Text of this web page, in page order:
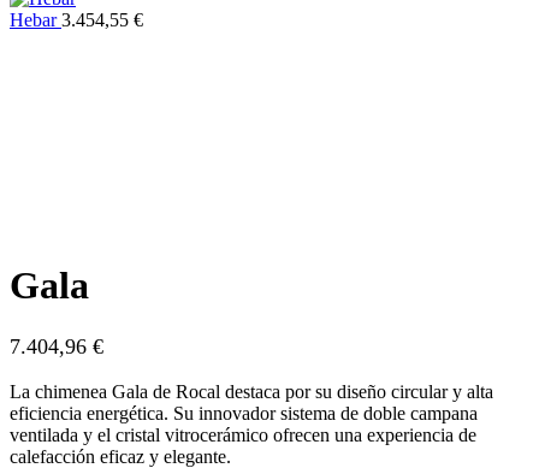
Hebar3.454,55 €
Gala
7.404,96 €
La chimenea Gala de Rocal destaca por su diseño circular y alta
eficiencia energética. Su innovador sistema de doble campana
ventilada y el cristal vitrocerámico ofrecen una experiencia de
calefacción eficaz y elegante.